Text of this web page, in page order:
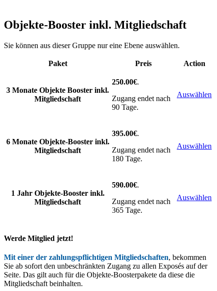
Objekte-Booster inkl. Mitgliedschaft
Sie können aus dieser Gruppe nur eine Ebene auswählen.
Paket Preis Action
3 Monate Objekte Booster inkl.
Mitgliedschaft
250.00€.
Zugang endet nach
90 Tage.
Auswählen
6 Monate Objekte-Booster inkl.
Mitgliedschaft
395.00€.
Zugang endet nach
180 Tage.
Auswählen
1 Jahr Objekte-Booster inkl.
Mitgliedschaft
590.00€.
Zugang endet nach
365 Tage.
Auswählen
Werde Mitglied jetzt!
Mit einer der zahlungspflichtigen Mitgliedschaften, bekommen
Sie ab sofort den unbeschränkten Zugang zu allen Exposés auf der
Seite. Das gilt auch für die Objekte-Boosterpakete da diese die
Mitgliedschaft beinhalten.